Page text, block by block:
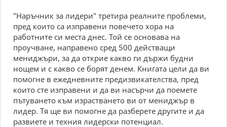
"Наръчник за лидери" третира реалните проблеми,
пред които са изправени повечето хора на
работните си места днес. Той се основава на
проучване, направено сред 500 действащи
мениджъри, за да открие какво ги държи будни
нощем и с какво се борят денем. Книгата цели да ви
помогне в ежедневните предизвикателства, пред
които сте изправени и да ви насърчи да поемете
пътуването към израстването ви от мениджър в
лидер. Тя ще ви помогне да разберете другите и да
развиете и техния лидерски потенциал.